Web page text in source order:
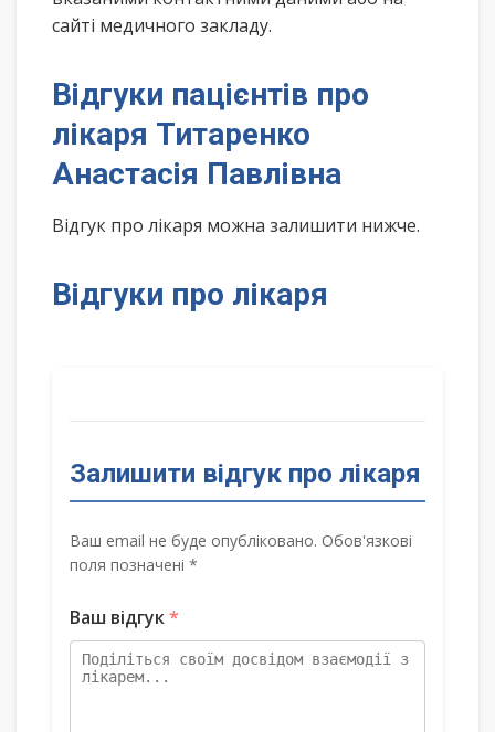
сайті медичного закладу.
Відгуки пацієнтів про
лікаря Титаренко
Анастасія Павлівна
Відгук про лікаря можна залишити нижче.
Відгуки про лікаря
Залишити відгук про лікаря
Ваш email не буде опубліковано. Обов'язкові
поля позначені *
Ваш відгук*